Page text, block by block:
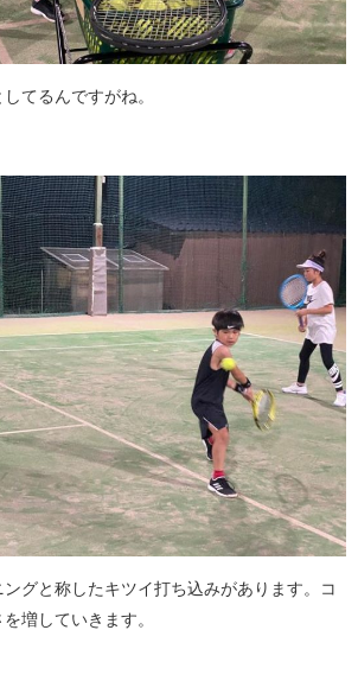
てるんですがね。
グと称したキツイ打ち込みがあります。コ
増していきます。